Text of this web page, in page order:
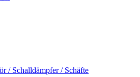
/ Schalldämpfer / Schäfte